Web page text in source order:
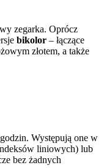
zegarka. Oprócz
bikolor – łączące
złotem, a także
Występują one w
liniowych) lub
bez żadnych